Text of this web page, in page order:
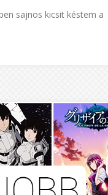
sajnos kicsit késtem a